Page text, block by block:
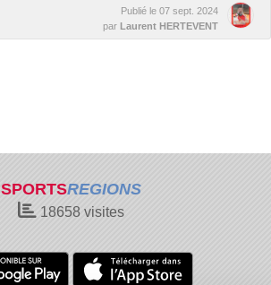
Publié le 07 sept. 2024
par Laurent HERTEVENT
SPORTSREGIONS
18658visites